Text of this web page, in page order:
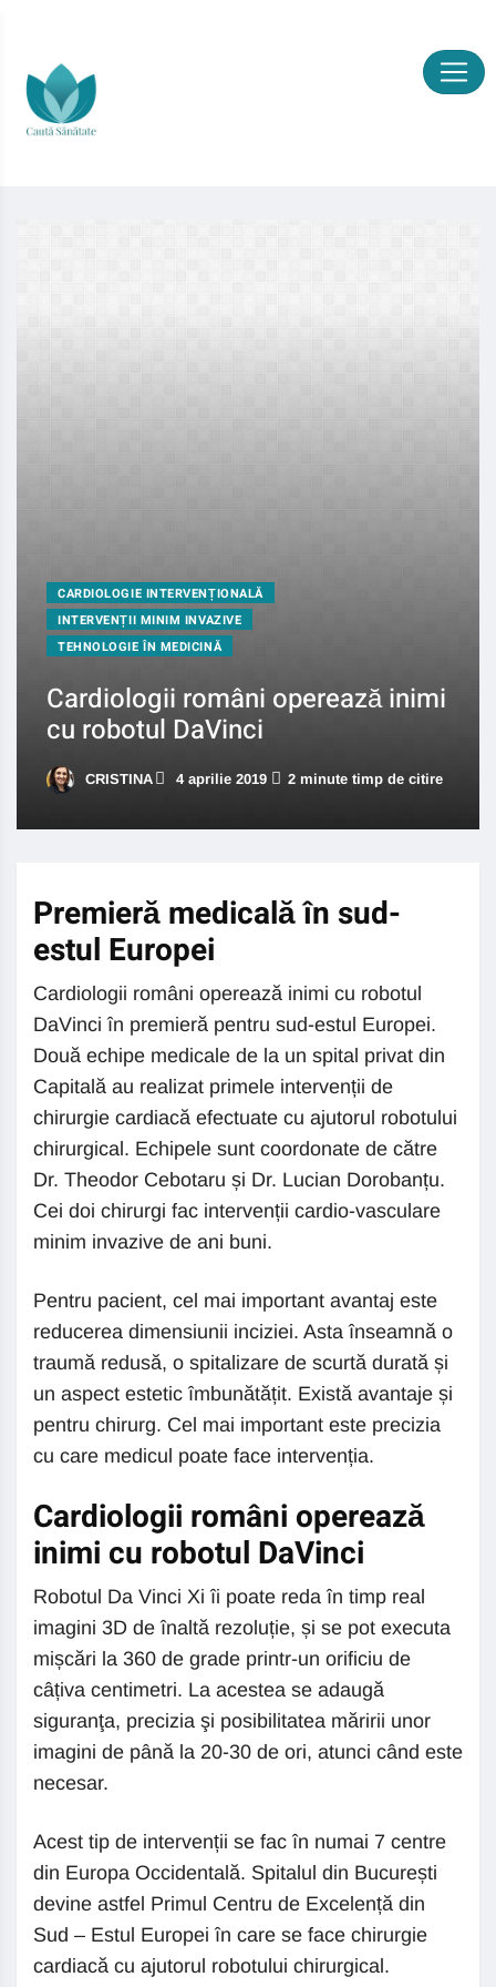
CARDIOLOGIE INTERVENȚIONALĂ
INTERVENȚII MINIM INVAZIVE
TEHNOLOGIE ÎN MEDICINĂ
Cardiologii români operează inimi
cu robotul DaVinci
CRISTINA 4 aprilie 2019 2 minute timp de citire
Premieră medicală în sud-
estul Europei
Cardiologii români operează inimi cu robotul
DaVinci în premieră pentru sud-estul Europei.
Două echipe medicale de la un spital privat din
Capitală au realizat primele intervenții de
chirurgie cardiacă efectuate cu ajutorul robotului
chirurgical. Echipele sunt coordonate de către
Dr. Theodor Cebotaru și Dr. Lucian Dorobanțu.
Cei doi chirurgi fac intervenții cardio-vasculare
minim invazive de ani buni.
Pentru pacient, cel mai important avantaj este
reducerea dimensiunii inciziei. Asta înseamnă o
traumă redusă, o spitalizare de scurtă durată și
un aspect estetic îmbunătățit. Există avantaje și
pentru chirurg. Cel mai important este precizia
cu care medicul poate face intervenția.
Cardiologii români operează
inimi cu robotul DaVinci
Robotul Da Vinci Xi îi poate reda în timp real
imagini 3D de înaltă rezoluție, și se pot executa
mișcări la 360 de grade printr-un orificiu de
câțiva centimetri. La acestea se adaugă
siguranţa, precizia şi posibilitatea măririi unor
imagini de până la 20-30 de ori, atunci când este
necesar.
Acest tip de intervenții se fac în numai 7 centre
din Europa Occidentală. Spitalul din București
devine astfel Primul Centru de Excelență din
Sud – Estul Europei în care se face chirurgie
cardiacă cu ajutorul robotului chirurgical.